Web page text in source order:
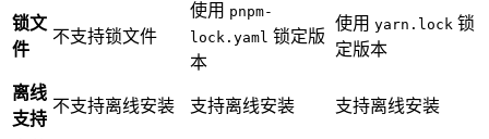
锁文
件
不支持锁文件
使用 pnpm-
lock.yaml 锁定版
本
使用 yarn.lock 锁
定版本
离线
支持
不支持离线安装 支持离线安装 支持离线安装